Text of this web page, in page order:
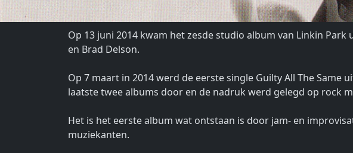
Op 13 juni 2014 kwam het zesde studio album van Linkin
en Brad Delson.
Op 7 maart in 2014 werd de eerste single Guilty All The
laatste twee albums door en de nadruk werd gelegd op rock
Het is het eerste album wat ontstaan is door jam- en
muziekanten.